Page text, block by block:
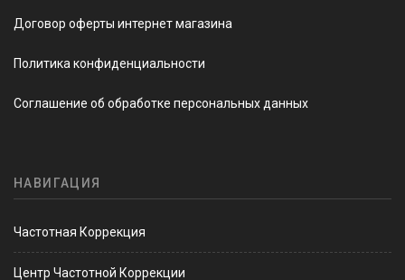
Договор оферты интернет магазина
Политика конфиденциальности
Соглашение об обработке персональных данных
НАВИГАЦИЯ
Частотная Коррекция
Центр Частотной Коррекции